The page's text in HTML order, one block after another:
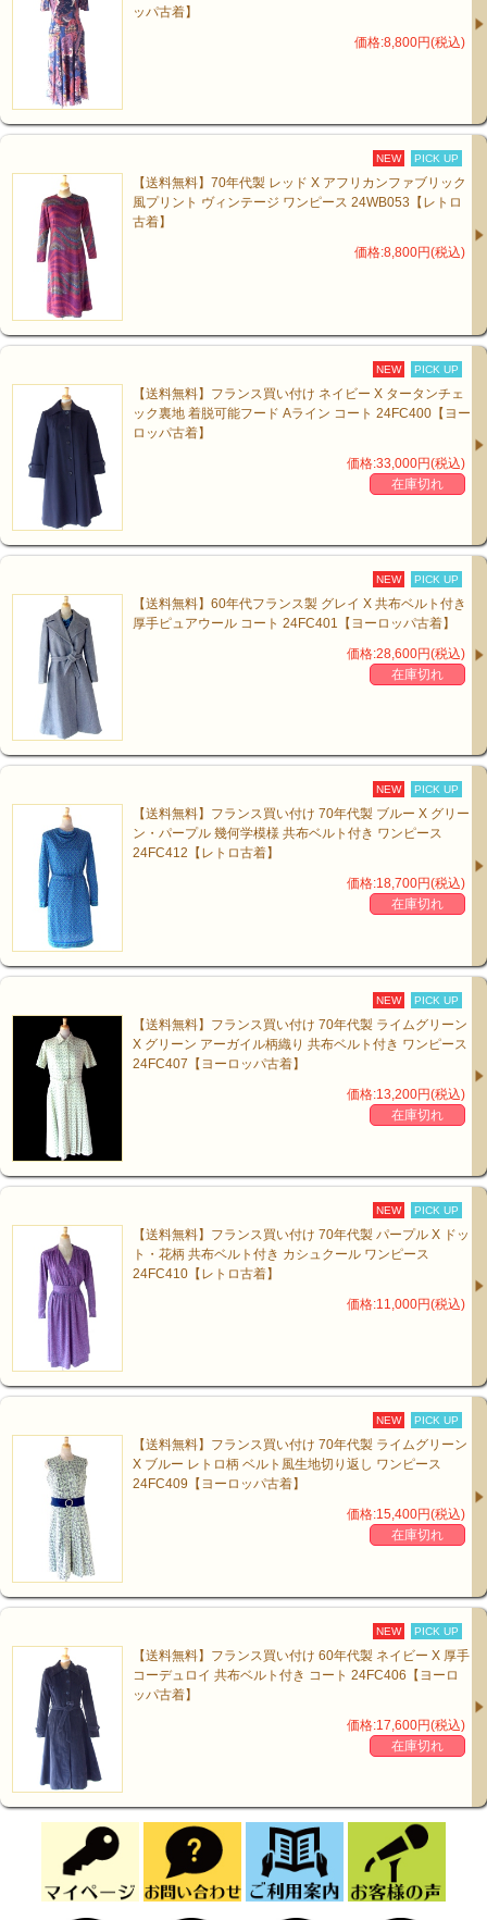
ッパ古着】
価格:8,800円(税込)
NEW PICK UP
【送料無料】70年代製 レッド X アフリカンファブリック
風プリント ヴィンテージ ワンピース 24WB053【レトロ
古着】
価格:8,800円(税込)
NEW PICK UP
【送料無料】フランス買い付け ネイビー X タータンチェ
ック裏地 着脱可能フード Aライン コート 24FC400【ヨー
ロッパ古着】
価格:33,000円(税込)
在庫切れ
NEW PICK UP
【送料無料】60年代フランス製 グレイ X 共布ベルト付き
厚手ピュアウール コート 24FC401【ヨーロッパ古着】
価格:28,600円(税込)
在庫切れ
NEW PICK UP
【送料無料】フランス買い付け 70年代製 ブルー X グリー
ン・パープル 幾何学模様 共布ベルト付き ワンピース
24FC412【レトロ古着】
価格:18,700円(税込)
在庫切れ
NEW PICK UP
【送料無料】フランス買い付け 70年代製 ライムグリーン
X グリーン アーガイル柄織り 共布ベルト付き ワンピース
24FC407【ヨーロッパ古着】
価格:13,200円(税込)
在庫切れ
NEW PICK UP
【送料無料】フランス買い付け 70年代製 パープル X ドッ
ト・花柄 共布ベルト付き カシュクール ワンピース
24FC410【レトロ古着】
価格:11,000円(税込)
NEW PICK UP
【送料無料】フランス買い付け 70年代製 ライムグリーン
X ブルー レトロ柄 ベルト風生地切り返し ワンピース
24FC409【ヨーロッパ古着】
価格:15,400円(税込)
在庫切れ
NEW PICK UP
【送料無料】フランス買い付け 60年代製 ネイビー X 厚手
コーデュロイ 共布ベルト付き コート 24FC406【ヨーロ
ッパ古着】
価格:17,600円(税込)
在庫切れ